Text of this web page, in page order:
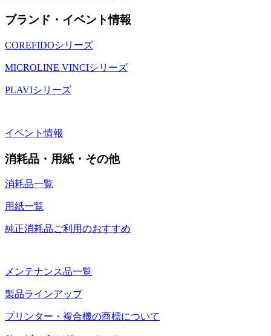
ブランド・イベント情報
COREFIDOシリーズ
MICROLINE VINCIシリーズ
PLAVIシリーズ
イベント情報
消耗品・用紙・その他
消耗品一覧
用紙一覧
純正消耗品ご利用のおすすめ
メンテナンス品一覧
製品ラインアップ
プリンター・複合機の商標について